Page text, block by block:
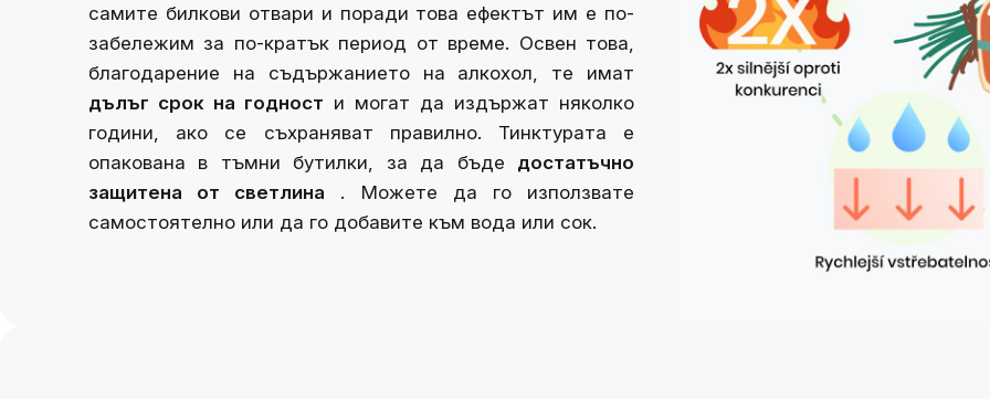
самите билкови отвари и поради това ефектът им е по-
забележим за по-кратък период от време. Освен това,
благодарение на съдържанието на алкохол, те имат
дълъг срок на годност и могат да издържат няколко
години, ако се съхраняват правилно.
Тинктурата е
опакована в тъмни бутилки, за да бъде
достатъчно
защитена от светлина
. Можете да го използвате
самостоятелно или да го добавите към вода или сок.